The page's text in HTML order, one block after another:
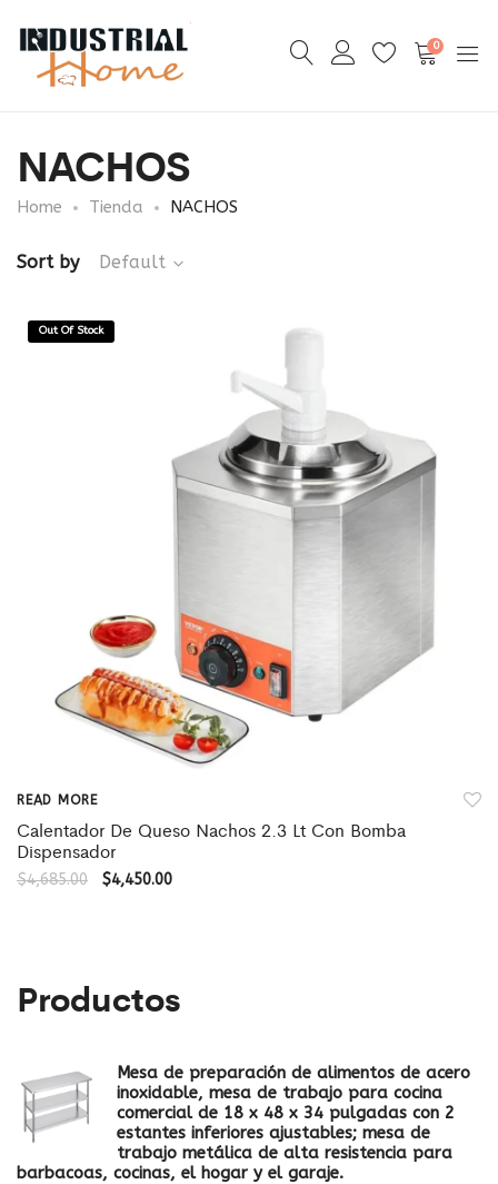
0
NACHOS
Home Tienda NACHOS
Sort by Default
Out Of Stock
READ MORE
Calentador De Queso Nachos 2.3 Lt Con Bomba
Dispensador
$4,685.00 $4,450.00
Productos
Mesa de preparación de alimentos de acero
inoxidable, mesa de trabajo para cocina
comercial de 18 x 48 x 34 pulgadas con 2
estantes inferiores ajustables; mesa de
trabajo metálica de alta resistencia para
barbacoas, cocinas, el hogar y el garaje.